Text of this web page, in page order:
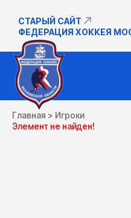
СТАРЫЙ САЙТ
ФЕДЕРАЦИЯ ХОККЕЯ
Главная > Игроки
Элемент не найден!